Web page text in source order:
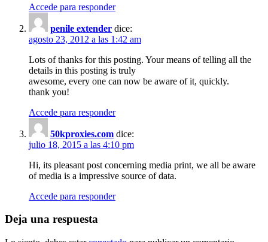
Accede para responder
penile extender dice:
agosto 23, 2012 a las 1:42 am
Lots of thanks for this posting. Your means of telling all the
details in this posting is truly
awesome, every one can now be aware of it, quickly.
thank you!
Accede para responder
50kproxies.com dice:
julio 18, 2015 a las 4:10 pm
Hi, its pleasant post concerning media print, we all be aware
of media is a impressive source of data.
Accede para responder
Deja una respuesta